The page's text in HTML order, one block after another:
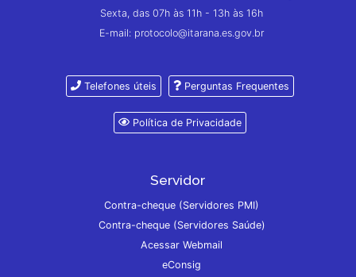
Sexta, das 07h às 11h - 13h às 16h
E-mail: protocolo@itarana.es.gov.br
Telefones úteis Perguntas Frequentes
Política de Privacidade
Servidor
Contra-cheque (Servidores PMI)
Contra-cheque (Servidores Saúde)
Acessar Webmail
eConsig